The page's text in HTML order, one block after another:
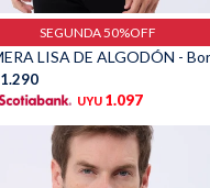
SEGUNDA 50%OFF
1.290
UYU 1.097